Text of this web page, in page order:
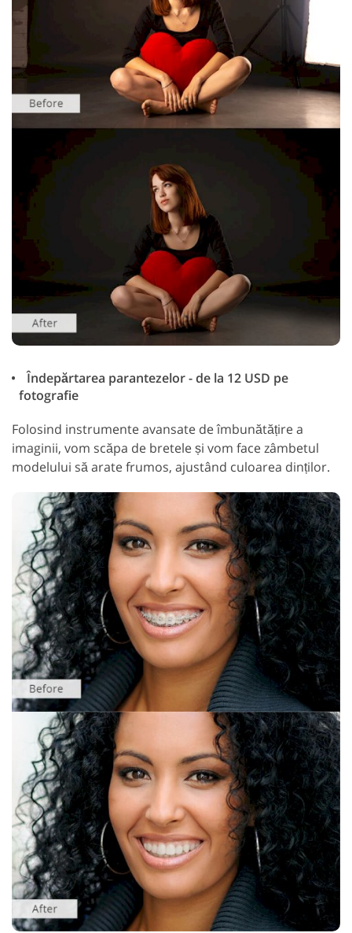
Îndepărtarea parantezelor - de la 12 USD pe
fotografie
Folosind instrumente avansate de îmbunătățire a
imaginii, vom scăpa de bretele și vom face zâmbetul
modelului să arate frumos, ajustând culoarea dinților.